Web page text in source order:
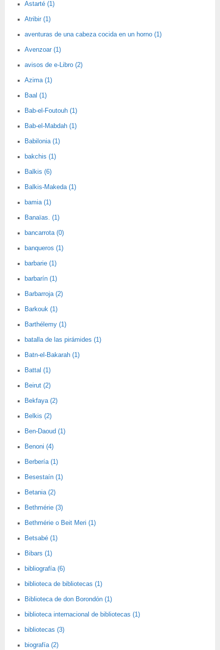
Astarté (1)
Atribir (1)
aventuras de una cabeza cocida en un horno (1)
Avenzoar (1)
avisos de e-Libro (2)
Azima (1)
Baal (1)
Bab-el-Foutouh (1)
Bab-el-Mabdah (1)
Babilonia (1)
bakchis (1)
Balkis (6)
Balkis-Makeda (1)
bamia (1)
Banaïas. (1)
bancarrota (0)
banqueros (1)
barbarie (1)
barbarín (1)
Barbarroja (2)
Barkouk (1)
Barthélemy (1)
batalla de las pirámides (1)
Batn-el-Bakarah (1)
Battal (1)
Beirut (2)
Bekfaya (2)
Belkis (2)
Ben-Daoud (1)
Benoni (4)
Berbería (1)
Besestaín (1)
Betania (2)
Bethmérie (3)
Bethmérie o Beit Meri (1)
Betsabé (1)
Bibars (1)
bibliografía (6)
biblioteca de bibliotecas (1)
Biblioteca de don Borondón (1)
biblioteca internacional de bibliotecas (1)
bibliotecas (3)
biografía (2)